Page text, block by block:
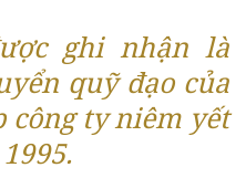
ghi nhận là
quỹ đạo của
công ty niêm yết